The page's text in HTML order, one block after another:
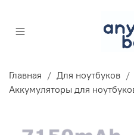
Главная Для ноутбуков
Аккумуляторы для